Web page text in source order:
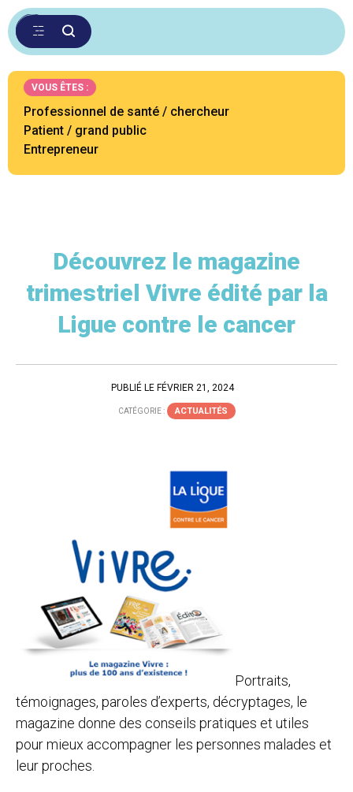
VOUS ÊTES :
Professionnel de santé / chercheur
Patient / grand public
Entrepreneur
Découvrez le magazine
trimestriel Vivre édité par la
Ligue contre le cancer
PUBLIÉ LE FÉVRIER 21, 2024
CATÉGORIE : ACTUALITÉS
Portraits,
témoignages, paroles d’experts, décryptages, le
magazine donne des conseils pratiques et utiles
pour mieux accompagner les personnes malades et
leur proches.